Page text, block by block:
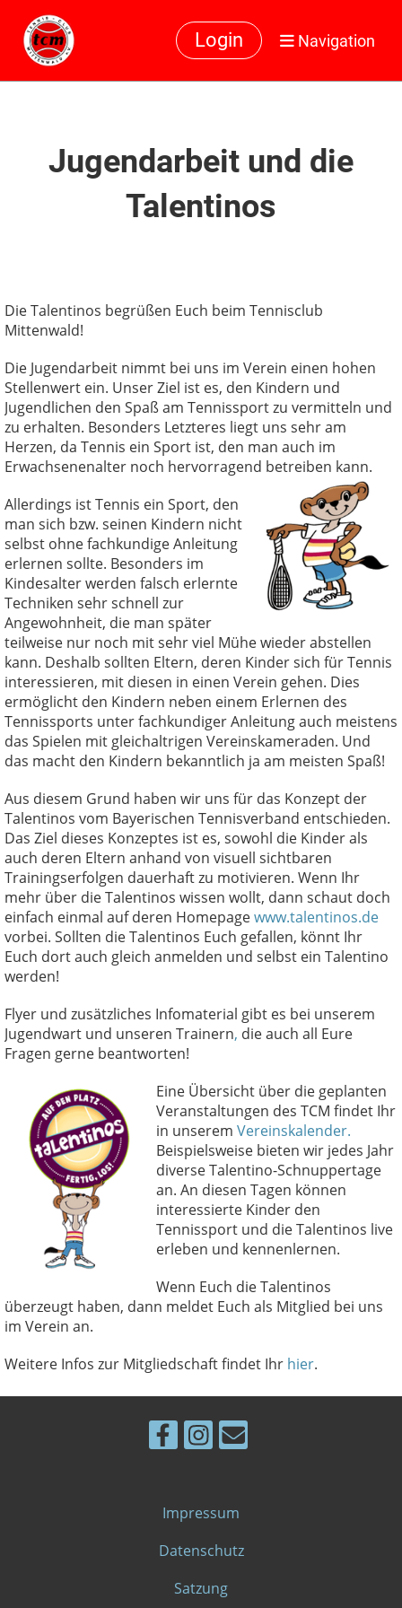
Login Navigation
Jugendarbeit und die
Talentinos
Die Talentinos begrüßen Euch beim Tennisclub
Mittenwald!
Die Jugendarbeit nimmt bei uns im Verein einen hohen
Stellenwert ein. Unser Ziel ist es, den Kindern und
Jugendlichen den Spaß am Tennissport zu vermitteln und
zu erhalten. Besonders Letzteres liegt uns sehr am
Herzen, da Tennis ein Sport ist, den man auch im
Erwachsenenalter noch hervorragend betreiben kann.
Allerdings ist Tennis ein Sport, den
man sich bzw. seinen Kindern nicht
selbst ohne fachkundige Anleitung
erlernen sollte. Besonders im
Kindesalter werden falsch erlernte
Techniken sehr schnell zur
Angewohnheit, die man später
teilweise nur noch mit sehr viel Mühe wieder abstellen
kann. Deshalb sollten Eltern, deren Kinder sich für Tennis
interessieren, mit diesen in einen Verein gehen. Dies
ermöglicht den Kindern neben einem Erlernen des
Tennissports unter fachkundiger Anleitung auch meistens
das Spielen mit gleichaltrigen Vereinskameraden. Und
das macht den Kindern bekanntlich ja am meisten Spaß!
Aus diesem Grund haben wir uns für das Konzept der
Talentinos vom Bayerischen Tennisverband entschieden.
Das Ziel dieses Konzeptes ist es, sowohl die Kinder als
auch deren Eltern anhand von visuell sichtbaren
Trainingserfolgen dauerhaft zu motivieren. Wenn Ihr
mehr über die Talentinos wissen wollt, dann schaut doch
einfach einmal auf deren Homepagewww.talentinos.de
vorbei. Sollten die Talentinos Euch gefallen, könnt Ihr
Euch dort auch gleich anmelden und selbst ein Talentino
werden!
Flyer und zusätzliches Infomaterial gibt es bei unserem
Jugendwart und unseren Trainern, die auch all Eure
Fragen gerne beantworten!
Eine Übersicht über die geplanten
Veranstaltungen des TCM findet Ihr
in unserem Vereinskalender.
Beispielsweise bieten wir jedes Jahr
diverse Talentino-Schnuppertage
an. An diesen Tagen können
interessierte Kinder den
Tennissport und die Talentinos live
erleben und kennenlernen.
Wenn Euch die Talentinos
überzeugt haben, dann meldet Euch als Mitglied bei uns
im Verein an.
Weitere Infos zur Mitgliedschaft findet Ihr hier.
Impressum
Datenschutz
Satzung